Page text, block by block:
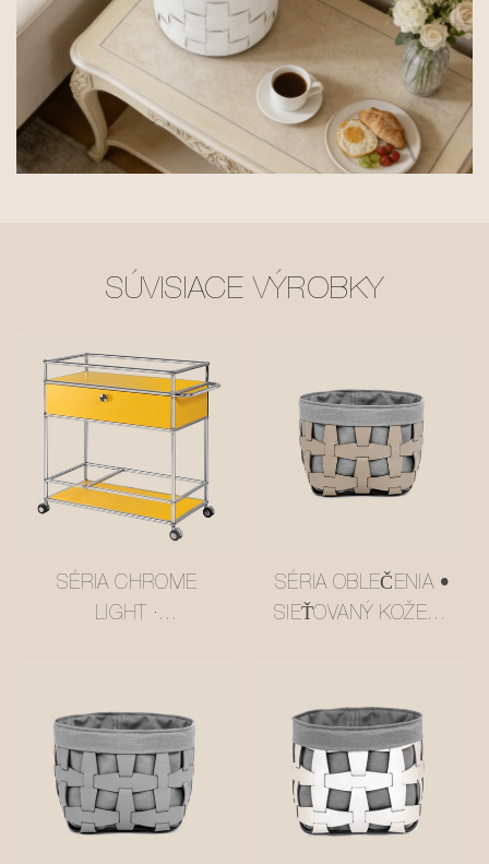
SÚVISIACE VÝROBKY
SÉRIA CHROME
LIGHT ·
MASLOVO ŽLTÁ
#MSR2408016
SÉRIA OBLEČENIA •
SIEŤOVANÝ KOŽENÝ